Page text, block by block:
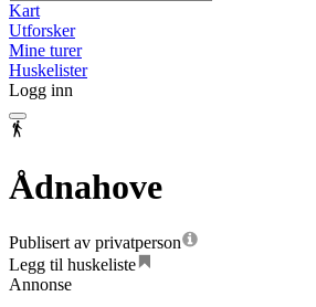
Kart
Utforsker
Mine turer
Huskelister
Logg inn
Ådnahove
Publisert av privatperson
Legg til huskeliste
Annonse